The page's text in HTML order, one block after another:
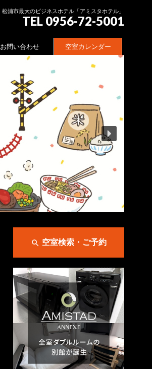
松浦市最大のビジネスホテル「アミスタホテル」
TEL 0956-72-5001
お問い合わせ 空室カレンダー
 空室検索・ご予約